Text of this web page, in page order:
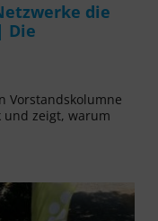
die
Die
Vorstandskolumne
und zeigt, warum